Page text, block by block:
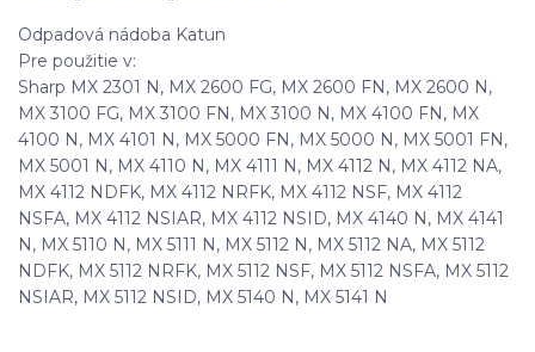
Odpadová nádoba Katun
Pre použitie v:
Sharp MX 2301 N, MX 2600 FG, MX 2600 FN, MX 2600 N,
MX 3100 FG, MX 3100 FN, MX 3100 N, MX 4100 FN, MX
4100 N, MX 4101 N, MX 5000 FN, MX 5000 N, MX 5001 FN,
MX 5001 N, MX 4110 N, MX 4111 N, MX 4112 N, MX 4112 NA,
MX 4112 NDFK, MX 4112 NRFK, MX 4112 NSF, MX 4112
NSFA, MX 4112 NSIAR, MX 4112 NSID, MX 4140 N, MX 4141
N, MX 5110 N, MX 5111 N, MX 5112 N, MX 5112 NA, MX 5112
NDFK, MX 5112 NRFK, MX 5112 NSF, MX 5112 NSFA, MX 5112
NSIAR, MX 5112 NSID, MX 5140 N, MX 5141 N